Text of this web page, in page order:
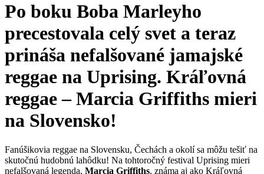
Po boku Boba Marleyho
precestovala celý svet a teraz
prináša nefalšované jamajské
reggae na Uprising. Kráľovná
reggae – Marcia Griffiths mieri
na Slovensko!
Fanúšikovia reggae na Slovensku, Čechách a okolí sa môžu tešiť na
skutočnú hudobnú lahôdku! Na tohtoročný festival Uprising mieri
nefalšovaná legenda, Marcia Griffiths, známa aj ako Kráľovná